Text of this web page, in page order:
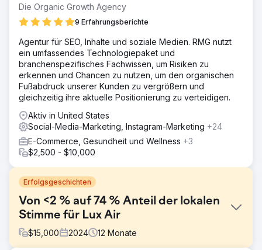
Die Organic Growth Agency
9 Erfahrungsberichte
Agentur für SEO, Inhalte und soziale Medien. RMG nutzt
ein umfassendes Technologiepaket und
branchenspezifisches Fachwissen, um Risiken zu
erkennen und Chancen zu nutzen, um den organischen
Fußabdruck unserer Kunden zu vergrößern und
gleichzeitig ihre aktuelle Positionierung zu verteidigen.
Aktiv in United States
Social-Media-Marketing, Instagram-Marketing +24
E-Commerce, Gesundheit und Wellness +3
$2,500 - $10,000
Erfolgsgeschichten
Von <2 % auf 74 % Anteil der lokalen
Stimme für Lux Air
$15,000 2024 12 Monate